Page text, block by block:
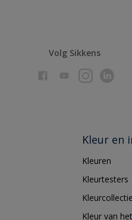
Volg Sikkens
Kleur en
Kleuren
Kleurtesters
Kleur van